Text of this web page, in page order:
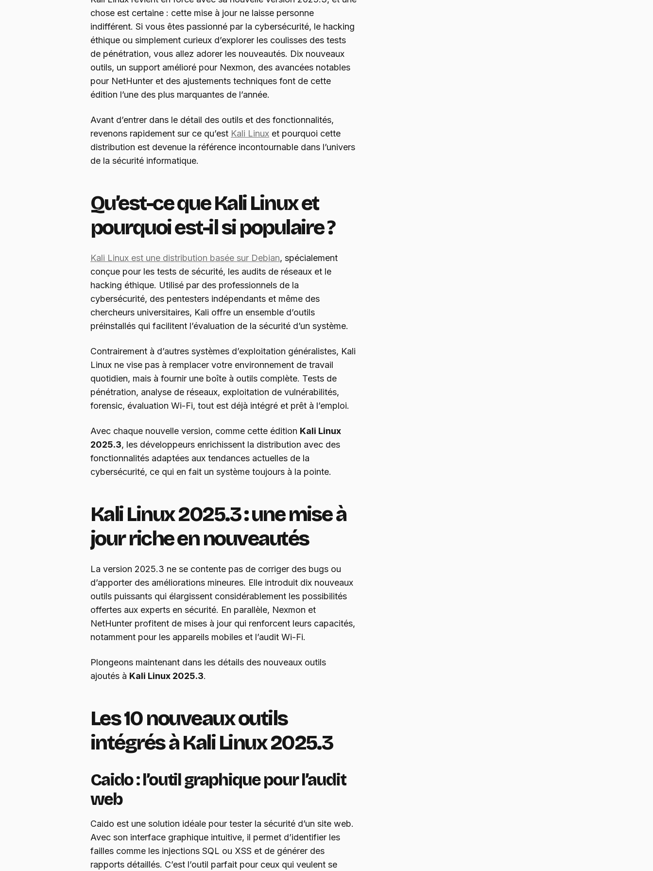
chose est certaine : cette mise à jour ne laisse personne
indifférent. Si vous êtes passionné par la cybersécurité, le hacking
éthique ou simplement curieux d’explorer les coulisses des tests
de pénétration, vous allez adorer les nouveautés. Dix nouveaux
outils, un support amélioré pour Nexmon, des avancées notables
pour NetHunter et des ajustements techniques font de cette
édition l’une des plus marquantes de l’année.
Avant d’entrer dans le détail des outils et des fonctionnalités,
revenons rapidement sur ce qu’est Kali Linux et pourquoi cette
distribution est devenue la référence incontournable dans l’univers
de la sécurité informatique.
Qu’est-ce que Kali Linux et
pourquoi est-il si populaire ?
Kali Linux est une distribution basée sur Debian, spécialement
conçue pour les tests de sécurité, les audits de réseaux et le
hacking éthique. Utilisé par des professionnels de la
cybersécurité, des pentesters indépendants et même des
chercheurs universitaires, Kali offre un ensemble d’outils
préinstallés qui facilitent l’évaluation de la sécurité d’un système.
Contrairement à d’autres systèmes d’exploitation généralistes, Kali
Linux ne vise pas à remplacer votre environnement de travail
quotidien, mais à fournir une boîte à outils complète. Tests de
pénétration, analyse de réseaux, exploitation de vulnérabilités,
forensic, évaluation Wi-Fi, tout est déjà intégré et prêt à l’emploi.
Avec chaque nouvelle version, comme cette édition Kali Linux
2025.3, les développeurs enrichissent la distribution avec des
fonctionnalités adaptées aux tendances actuelles de la
cybersécurité, ce qui en fait un système toujours à la pointe.
Kali Linux 2025.3 : une mise à
jour riche en nouveautés
La version 2025.3 ne se contente pas de corriger des bugs ou
d’apporter des améliorations mineures. Elle introduit dix nouveaux
outils puissants qui élargissent considérablement les possibilités
offertes aux experts en sécurité. En parallèle, Nexmon et
NetHunter profitent de mises à jour qui renforcent leurs capacités,
notamment pour les appareils mobiles et l’audit Wi-Fi.
Plongeons maintenant dans les détails des nouveaux outils
ajoutés à Kali Linux 2025.3.
Les 10 nouveaux outils
intégrés à Kali Linux 2025.3
Caido : l’outil graphique pour l’audit
web
Caido est une solution idéale pour tester la sécurité d’un site web.
Avec son interface graphique intuitive, il permet d’identifier les
failles comme les injections SQL ou XSS et de générer des
rapports détaillés. C’est l’outil parfait pour ceux qui veulent se